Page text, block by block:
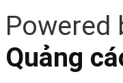
Powered
Quảng